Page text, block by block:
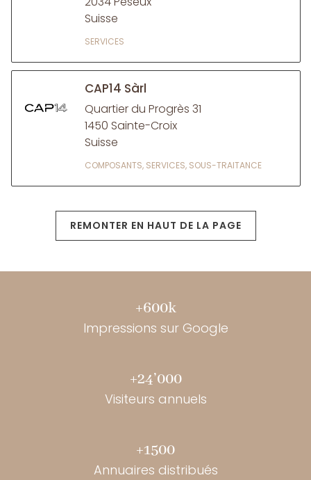
Suisse
SERVICES
CAP14 Sàrl
Quartier du Progrès 31
1450 Sainte-Croix
Suisse
COMPOSANTS, SERVICES, SOUS-TRAITANCE
REMONTER EN HAUT DE LA PAGE
+600k
Impressions sur Google
+24’000
Visiteurs annuels
+1500
Annuaires distribués